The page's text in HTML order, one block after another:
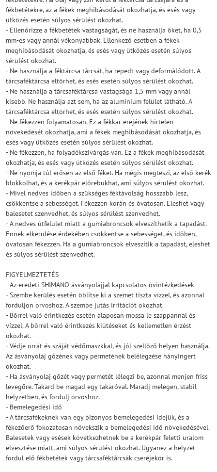
fékbetétekre, az a fékek meghibásodását okozhatja, és esés vagy
ütközés esetén súlyos sérülést okozhat.
- Ellenőrizze a fékbetétek vastagságát, és ne használja őket, ha 0,5
mm-es vagy annál vékonyabbak. Ellenkező esetben a fékek
meghibásodását okozhatja, és esés vagy ütközés esetén súlyos
sérülést okozhat.
- Ne használja a féktárcsa tárcsát, ha repedt vagy deformálódott. A
tárcsaféktárcsa eltörhet, és esés esetén súlyos sérülést okozhat.
- Ne használja a tárcsaféktárcsa vastagsága 1,5 mm vagy annál
kisebb. Ne használja azt sem, ha az alumínium felület látható. A
tárcsaféktárcsa eltörhet, és esés esetén súlyos sérülést okozhat.
- Ne fékezzen folyamatosan. Ez a fékkar erejének hirtelen
növekedését okozhatja, ami a fékek meghibásodását okozhatja, és
esés vagy ütközés esetén súlyos sérülést okozhat.
- Ne fékezzen, ha folyadékszivárgás van. Ez a fékek meghibásodását
okozhatja, és esés vagy ütközés esetén súlyos sérülést okozhat.
- Ne nyomja túl erősen az első féket. Ha mégis megteszi, az első kerék
blokkolhat, és a kerékpár előrebukhat, ami súlyos sérülést okozhat.
- Mivel nedves időben a szükséges féktávolság hosszabb lesz,
csökkentse a sebességet. Fékezzen korán és óvatosan. Eleshet vagy
balesetet szenvedhet, és súlyos sérülést szenvedhet.
- A nedves útfelület miatt a gumiabroncsok elveszíthetik a tapadást.
Ennek elkerülése érdekében csökkentse a sebességet, és időben,
óvatosan fékezzen. Ha a gumiabroncsok elveszítik a tapadást, eleshet
és súlyos sérülést szenvedhet.
FIGYELMEZTETÉS
- Az eredeti SHIMANO ásványolajjal kapcsolatos óvintézkedések
- Szembe kerülés esetén öblítse ki a szemet tiszta vízzel, és azonnal
forduljon orvoshoz. A szembe jutás irritációt okozhat.
- Bőrrel való érintkezés esetén alaposan mossa le szappannal és
vízzel. A bőrrel való érintkezés kiütéseket és kellemetlen érzést
okozhat.
- Védje orrát és száját védőmaszkkal, és jól szellőző helyen használja.
Az ásványolaj gőzének vagy permetének belélegzése hányingert
okozhat.
- Ha ásványolaj gőzét vagy permetét lélegzi be, azonnal menjen friss
levegőre. Takard be magad egy takaróval. Maradj melegen, stabil
helyzetben, és fordulj orvoshoz.
- Bemelegedési idő
- A tárcsafékeknek van egy bizonyos bemelegedési idejük, és a
fékezőerő fokozatosan növekszik a bemelegedési idő növekedésével.
Balesetek vagy esések következhetnek be a kerékpár feletti uralom
elvesztése miatt, ami súlyos sérülést okozhat. Ugyanez a helyzet
fordul elő fékbetétek vagy tárcsaféktárcsák cseréjekor is.